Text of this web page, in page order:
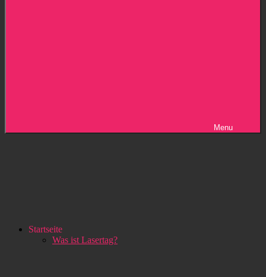
Menu
Startseite
Was ist Lasertag?